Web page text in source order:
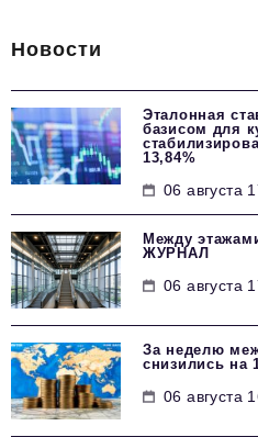
Новости
Эталонная
базисом для
13,84%
06 августа
Между
ЖУРНАЛ
06 августа
За неделю
снизились на
06 августа